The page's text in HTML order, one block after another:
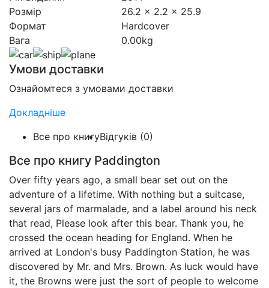
Розмір
26.2 x 2.2 x 25.9
Формат
Hardcover
Вага
0.00kg
Умови доставки
Ознайомтеся з умовами доставки
Докладніше
Все про книгуВідгуків (0)
Все про книгу Paddington
Over fifty years ago, a small bear set out on the
adventure of a lifetime. With nothing but a suitcase,
several jars of marmalade, and a label around his neck
that read, Please look after this bear. Thank you, he
crossed the ocean heading for England. When he
arrived at London's busy Paddington Station, he was
discovered by Mr. and Mrs. Brown. As luck would have
it, the Browns were just the sort of people to welcome